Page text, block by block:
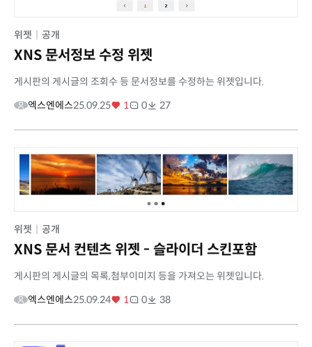
위젯 공개
XNS 문서정보 수정 위젯
게시판의 게시글의 조회수 등 문서정보를 수정하는 위젯입니다.
엑스엔에스25.09.25 1 0 27
위젯 공개
XNS 문서 컨텐츠 위젯 - 슬라이더 스킨포함
게시판의 게시글의 목록,첨부이미지 등을 가져오는 위젯입니다.
엑스엔에스25.09.24 1 0 38